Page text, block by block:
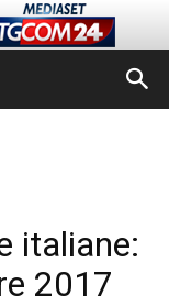
italiane:
2017